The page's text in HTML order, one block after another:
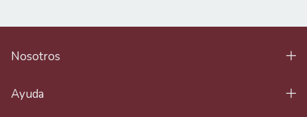
Nosotros
Ayuda